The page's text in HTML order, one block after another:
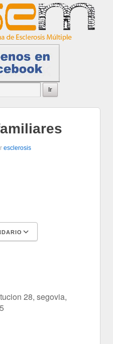
esclerosis
28, segovia,